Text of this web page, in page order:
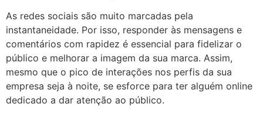
As redes sociais são muito marcadas pela
instantaneidade. Por isso, responder às mensagens e
comentários com rapidez é essencial para fidelizar o
público e melhorar a imagem da sua marca. Assim,
mesmo que o pico de interações nos perfis da sua
empresa seja à noite, se esforce para ter alguém online
dedicado a dar atenção ao público.